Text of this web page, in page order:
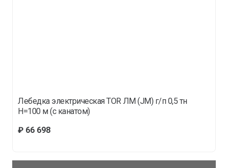
Лебедка электрическая TOR ЛМ (JM) г/п 0,5 тн
Н=100 м (c канатом)
₽ 66 698